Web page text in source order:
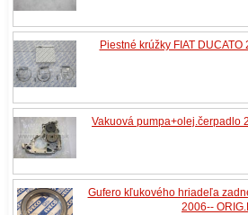
Piestné krúžky FIAT DUCATO
Vakuová pumpa+olej.čerpadlo
Gufero kľukového hriadeľa
2006--